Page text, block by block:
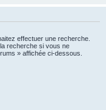
effectuer une recherche.
recherche si vous ne
» affichée ci-dessous.